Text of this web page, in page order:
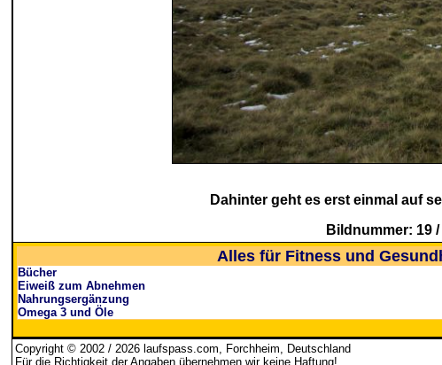
Dahinter geht es erst einmal auf
Bildnummer: 19 /
Alles für Fitness und
Bücher
Eiweiß zum Abnehmen
Nahrungsergänzung
Omega 3 und Öle
Copyright © 2002 / 2026 laufspass.com, Forchheim, Deutschland
Für die Richtigkeit der Angaben übernehmen wir keine Haftung!